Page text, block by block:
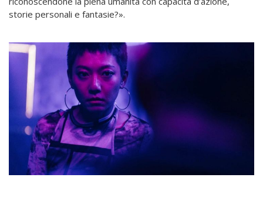
storie personali e fantasie?».